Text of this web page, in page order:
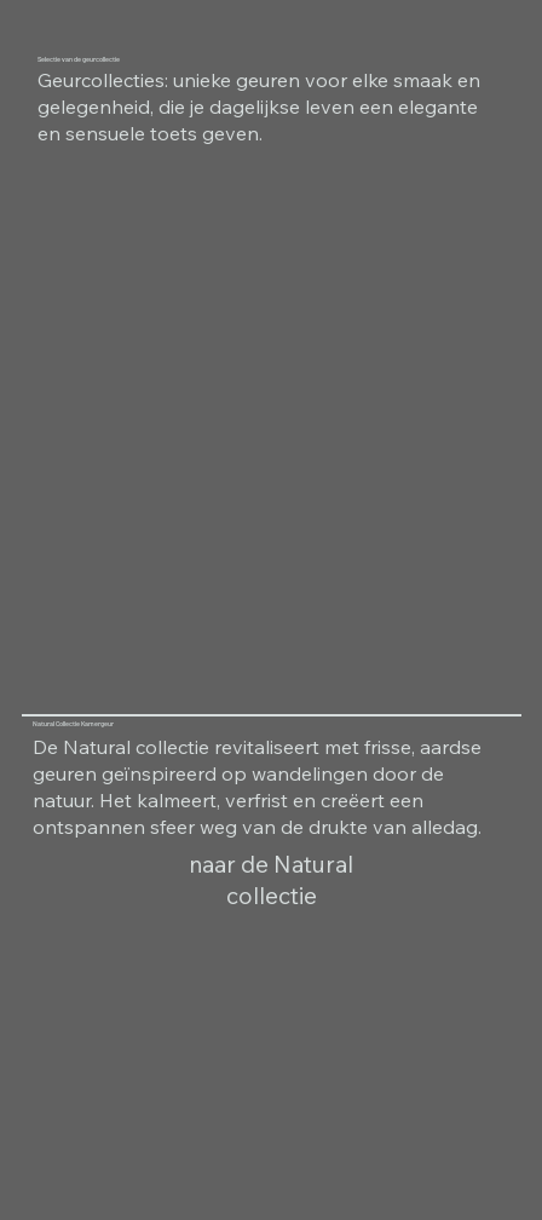
Selectie van de geurcollectie
Geurcollecties: unieke geuren voor elke smaak en
gelegenheid, die je dagelijkse leven een elegante
en sensuele toets geven.
Natural Collectie Kamergeur
De Natural collectie revitaliseert met frisse, aardse
geuren geïnspireerd op wandelingen door de
natuur. Het kalmeert, verfrist en creëert een
ontspannen sfeer weg van de drukte van alledag.
naar de Natural
collectie